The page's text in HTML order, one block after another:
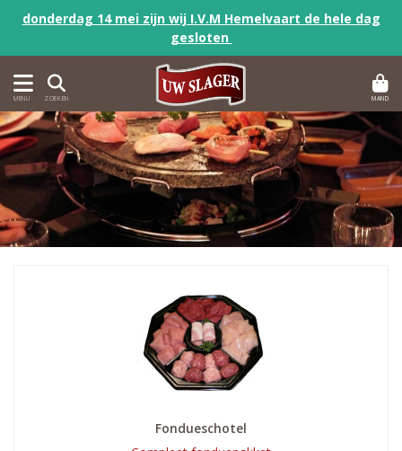
donderdag 14 mei zijn wij I.V.M Hemelvaart de hele dag
gesloten
MENU ZOEKEN MAND
Fondueschotel